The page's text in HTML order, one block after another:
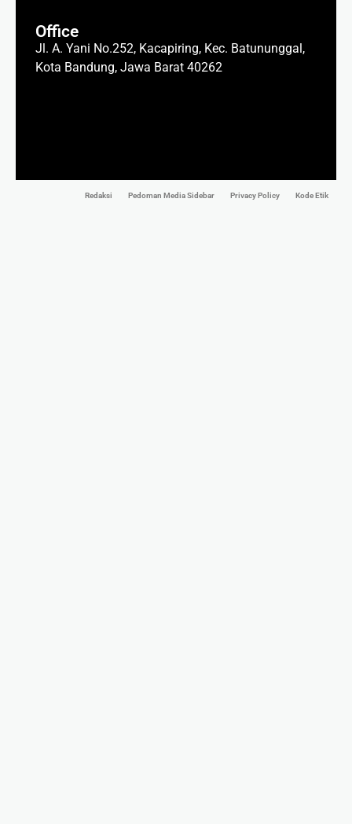
Office
Jl. A. Yani No.252, Kacapiring, Kec. Batununggal,
Kota Bandung, Jawa Barat 40262
Redaksi Pedoman Media Sidebar Privacy Policy Kode Etik